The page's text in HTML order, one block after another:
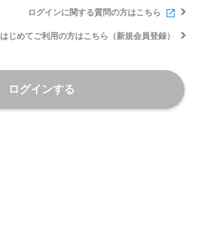
ログインに関する質問の方はこちら
はじめてご利用の方はこちら（新規会員登録）
ログインする